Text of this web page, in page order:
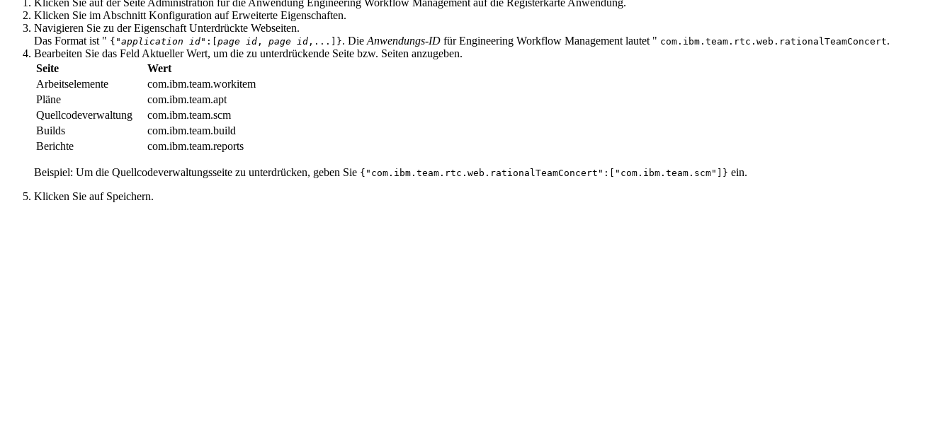
Klicken Sie auf der SeiteAdministration für die Anwendung Engineering Workflow Managementauf die RegisterkarteAnwendung.
Klicken Sie im AbschnittKonfiguration aufErweiterte Eigenschaften.
Navigieren Sie zu der EigenschaftUnterdrückte Webseiten.
Das Format ist " {"application id":[ page id , page id ,...]}. DieAnwendungs-ID fürEngineering Workflow Managementlautet " com.ibm.team.rtc.web.rationalTeamConcert.
Bearbeiten Sie das FeldAktueller Wert, um die zu unterdrückende Seite bzw. Seiten anzugeben.
Seite
Wert
Arbeitselemente
com.ibm.team.workitem
Pläne
com.ibm.team.apt
Quellcodeverwaltung
com.ibm.team.scm
Builds
com.ibm.team.build
Berichte
com.ibm.team.reports
Beispiel: Um die Quellcodeverwaltungsseite zu unterdrücken, geben Sie {"com.ibm.team.rtc.web.rationalTeamConcert":["com.ibm.team.scm"]} ein.
Klicken Sie auf Speichern.